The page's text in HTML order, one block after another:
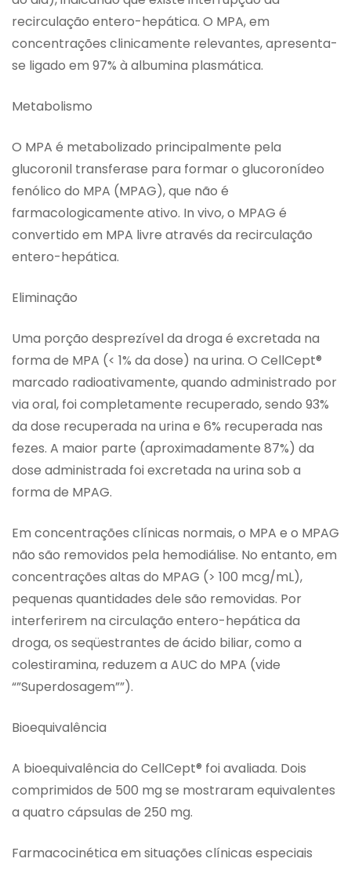
recirculação entero-hepática. O MPA, em
concentrações clinicamente relevantes, apresenta-
se ligado em 97% à albumina plasmática.
Metabolismo
O MPA é metabolizado principalmente pela
glucoronil transferase para formar o glucoronídeo
fenólico do MPA (MPAG), que não é
farmacologicamente ativo. In vivo, o MPAG é
convertido em MPA livre através da recirculação
entero-hepática.
Eliminação
Uma porção desprezível da droga é excretada na
forma de MPA (< 1% da dose) na urina. O CellCept®
marcado radioativamente, quando administrado por
via oral, foi completamente recuperado, sendo 93%
da dose recuperada na urina e 6% recuperada nas
fezes. A maior parte (aproximadamente 87%) da
dose administrada foi excretada na urina sob a
forma de MPAG.
Em concentrações clínicas normais, o MPA e o MPAG
não são removidos pela hemodiálise. No entanto, em
concentrações altas do MPAG (> 100 mcg/mL),
pequenas quantidades dele são removidas. Por
interferirem na circulação entero-hepática da
droga, os seqüestrantes de ácido biliar, como a
colestiramina, reduzem a AUC do MPA (vide
“”Superdosagem””).
Bioequivalência
A bioequivalência do CellCept® foi avaliada. Dois
comprimidos de 500 mg se mostraram equivalentes
a quatro cápsulas de 250 mg.
Farmacocinética em situações clínicas especiais